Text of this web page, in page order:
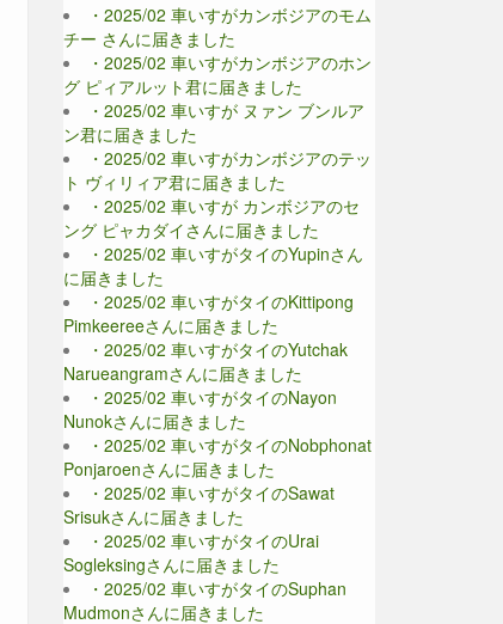
・2025/02 車いすがカンボジアのモム
チー さんに届きました
・2025/02 車いすがカンボジアのホン
グ ピィアルット君に届きました
・2025/02 車いすが ヌァン ブンルア
ン君に届きました
・2025/02 車いすがカンボジアのテッ
ト ヴィリィア君に届きました
・2025/02 車いすが カンボジアのセ
ング ピャカダイさんに届きました
・2025/02 車いすがタイのYupinさん
に届きました
・2025/02 車いすがタイのKittipong
Pimkeereeさんに届きました
・2025/02 車いすがタイのYutchak
Narueangramさんに届きました
・2025/02 車いすがタイのNayon
Nunokさんに届きました
・2025/02 車いすがタイのNobphonat
Ponjaroenさんに届きました
・2025/02 車いすがタイのSawat
Srisukさんに届きました
・2025/02 車いすがタイのUrai
Sogleksingさんに届きました
・2025/02 車いすがタイのSuphan
Mudmonさんに届きました